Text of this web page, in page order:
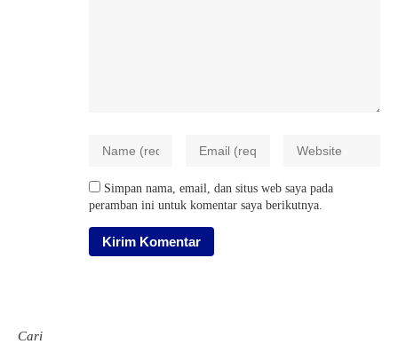
Simpan nama, email, dan situs web saya pada
peramban ini untuk komentar saya berikutnya.
Cari